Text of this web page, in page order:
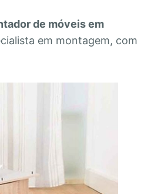
de móveis em
em montagem, com